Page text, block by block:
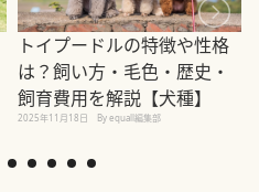
トイプードルの特徴や性格
は？飼い方・毛色・歴史・
飼育費用を解説【犬種】
2025年11月18日 By equall編集部